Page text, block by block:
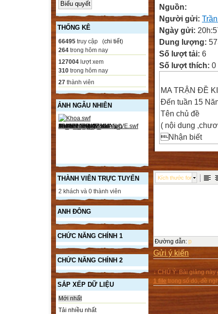
THỐNG KÊ
66495 truy cập (chi tiết)
264 trong hôm nay
127004 lượt xem
310 trong hôm nay
27 thành viên
ẢNH NGẪU NHIÊN
THÀNH VIÊN TRỰC TUYẾN
2 khách và 0 thành viên
ANH ĐÔNG
CHỨC NĂNG CHÍNH 1
CHỨC NĂNG CHÍNH 2
SẮP XẾP DỮ LIỆU
Mới nhất
Tải nhiều nhất
Nguồn:
Người gửi:
Ngày gửi:
Dung lượng:
Số lượt tải: 6
Số lượt thích: 0
MA TRẬN ĐỀ
Đến tuần 15
Tên chủ đề
( nội dung
Nhận biết
 Cộng
Ghi chú
TN
TL
Cấp độ cấp
Thấp cao


Kích thước font
Đường dẫn: p
Gửi ý kiến
↓ CHÚ Ý: Bài giảng này
1 file trong số đó, đề